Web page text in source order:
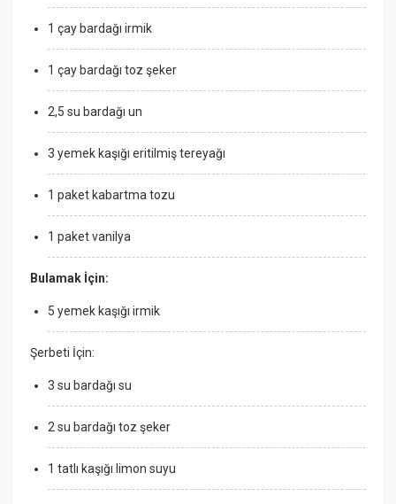
1 çay bardağı irmik
1 çay bardağı toz şeker
2,5 su bardağı un
3 yemek kaşığı eritilmiş tereyağı
1 paket kabartma tozu
1 paket vanilya
Bulamak İçin:
5 yemek kaşığı irmik
Şerbeti İçin:
3 su bardağı su
2 su bardağı toz şeker
1 tatlı kaşığı limon suyu